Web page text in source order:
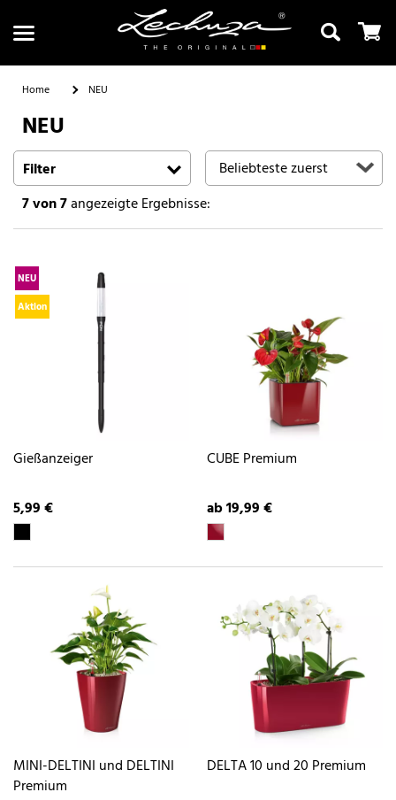
Suchen
Home NEU
NEU
Filter
7von 7angezeigte Ergebnisse:
NEU
Aktion
Gießanzeiger
5,99 €
CUBE Premium
ab 19,99 €
MINI-DELTINI und DELTINI
Premium
DELTA 10 und 20 Premium